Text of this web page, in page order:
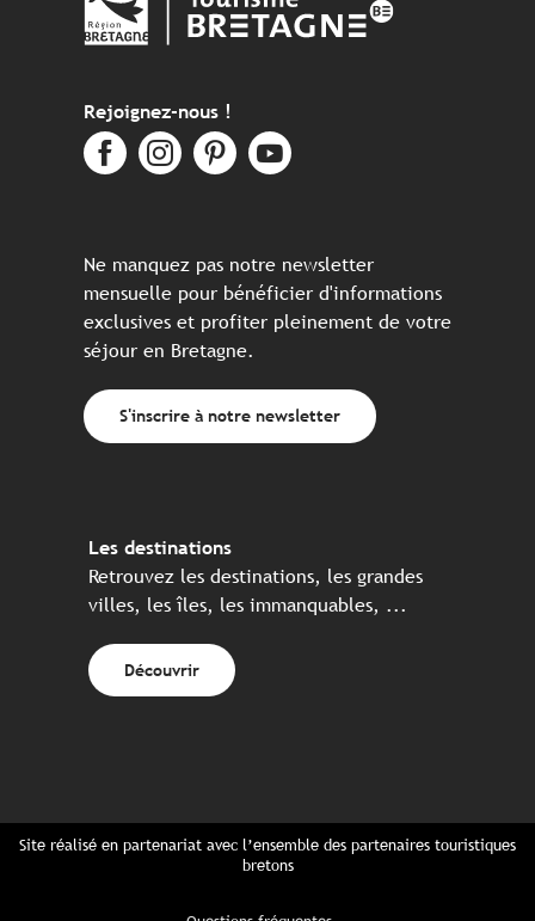
Rejoignez-nous !
Ne manquez pas notre newsletter
mensuelle pour bénéficier d'informations
exclusives et profiter pleinement de votre
séjour en Bretagne.
S'inscrire à notre newsletter
Les destinations
Retrouvez les destinations, les grandes
villes, les îles, les immanquables, ...
Découvrir
Site réalisé en partenariat avec l’ensemble des partenaires touristiques
bretons